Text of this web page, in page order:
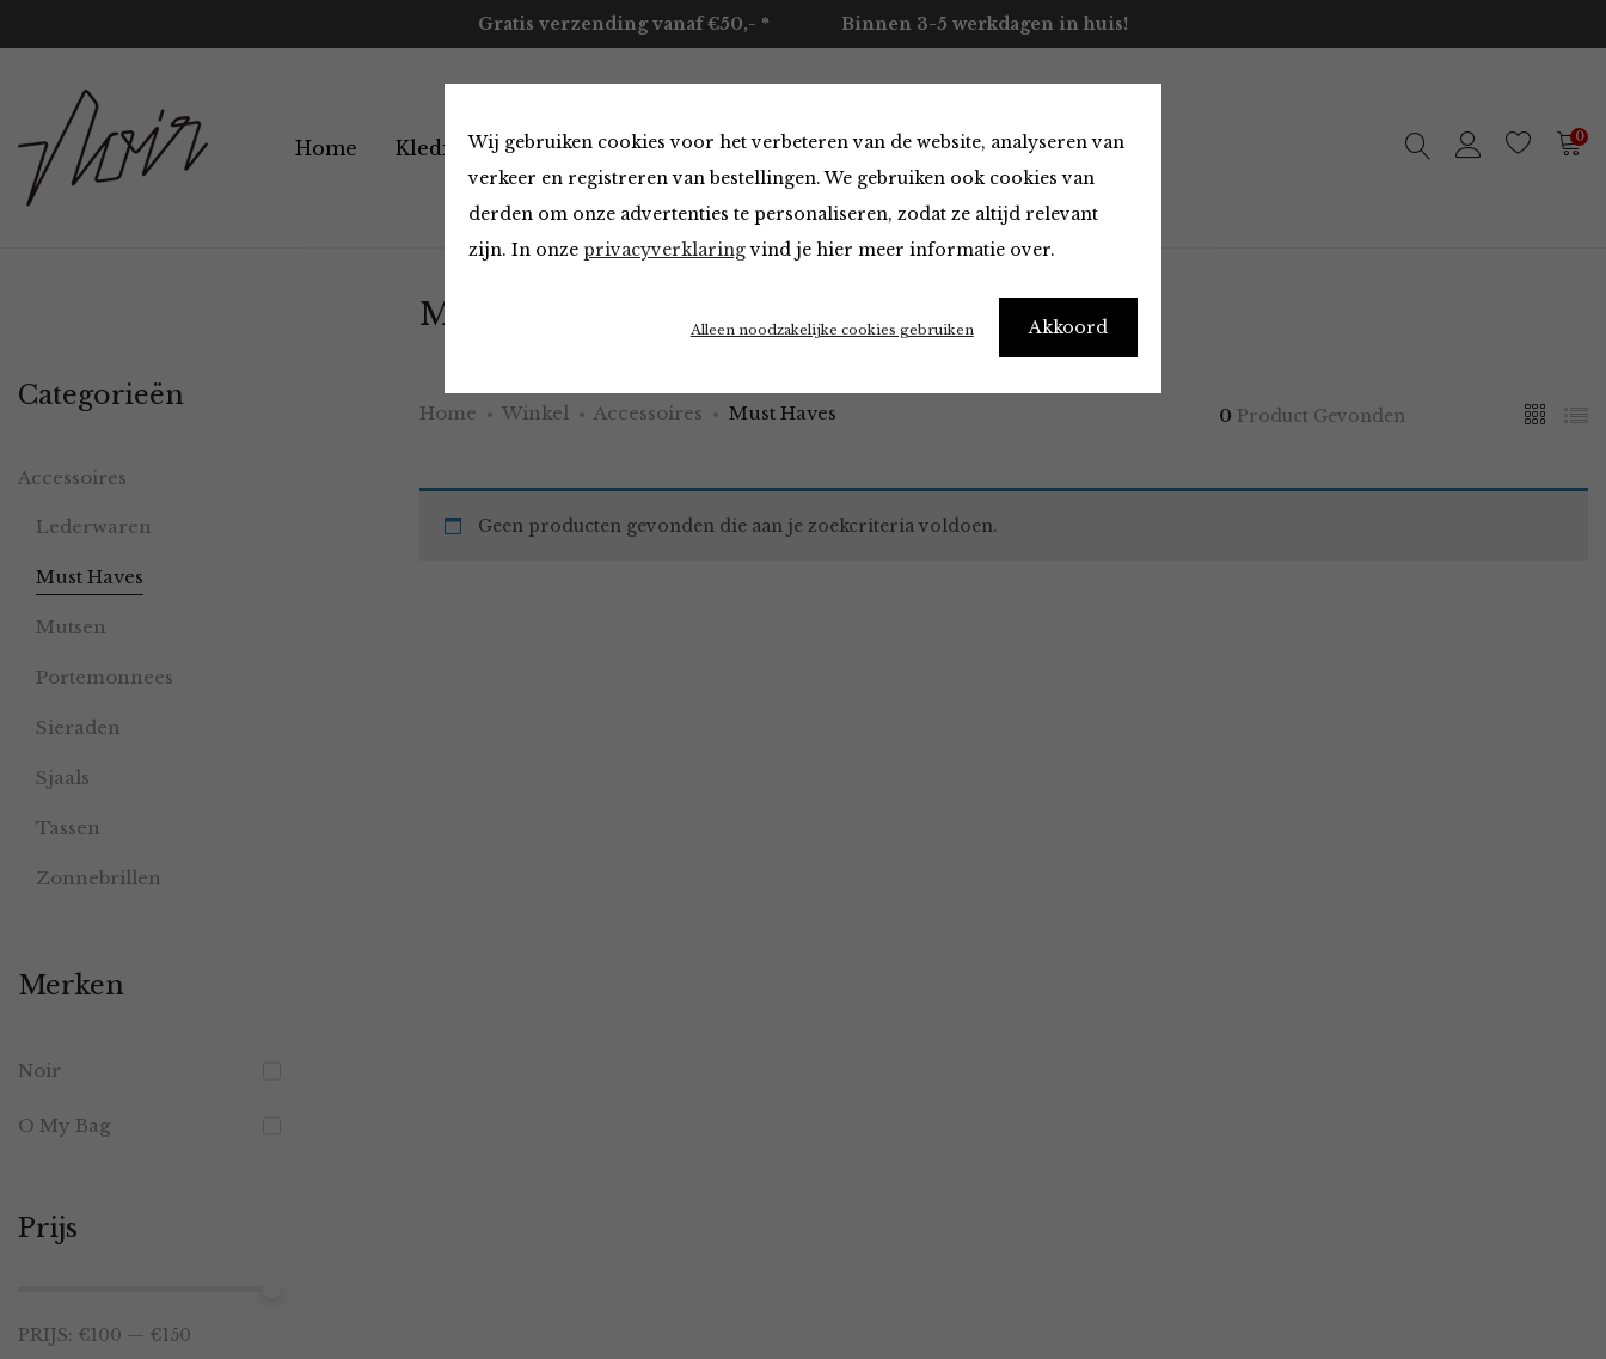
Wij gebruiken cookies voor het verbeteren van de website, analyseren van
verkeer en registreren van bestellingen. We gebruiken ook cookies van
derden om onze advertenties te personaliseren, zodat ze altijd relevant
zijn. In onze privacyverklaringvind je hier meer informatie over.
Akkoord
Alleen noodzakelijke cookies gebruiken
Gratis verzending vanaf €50,- * Binnen 3-5 werkdagen in huis!
Home Kleding Accessoires Merken Over ons Contact 0
Must Haves
Home Winkel Accessoires Must Haves 0 Product Gevonden
Geen producten gevonden die aan je zoekcriteria voldoen.
Categorieën
Accessoires
Lederwaren
Must Haves
Mutsen
Portemonnees
Sieraden
Sjaals
Tassen
Zonnebrillen
Merken
Noir
O My Bag
Prijs
PRIJS: €100 — €150